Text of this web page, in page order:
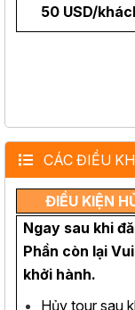
50 USD/
CÁC ĐIỀU
ĐIỀU KIỆN
Ngay sau khi
Phần còn lại
khởi hành.
Hủy tour sau